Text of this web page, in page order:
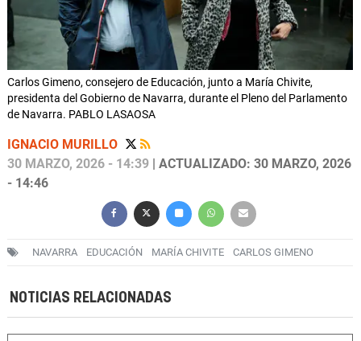
Carlos Gimeno, consejero de Educación, junto a María Chivite,
presidenta del Gobierno de Navarra, durante el Pleno del Parlamento
de Navarra. PABLO LASAOSA
IGNACIO MURILLO
30 MARZO, 2026 - 14:39 | ACTUALIZADO: 30 MARZO, 2026
- 14:46
NAVARRA EDUCACIÓN MARÍA CHIVITE CARLOS GIMENO
NOTICIAS RELACIONADAS